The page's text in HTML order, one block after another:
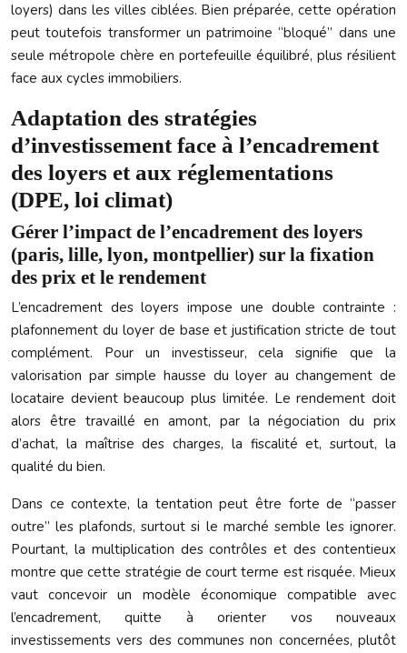
loyers) dans les villes ciblées. Bien préparée, cette opération
peut toutefois transformer un patrimoine “bloqué” dans une
seule métropole chère en portefeuille équilibré, plus résilient
face aux cycles immobiliers.
Adaptation des stratégies
d’investissement face à l’encadrement
des loyers et aux réglementations
(DPE, loi climat)
Gérer l’impact de l’encadrement des loyers
(paris, lille, lyon, montpellier) sur la fixation
des prix et le rendement
L’encadrement des loyers impose une double contrainte :
plafonnement du loyer de base et justification stricte de tout
complément. Pour un investisseur, cela signifie que la
valorisation par simple hausse du loyer au changement de
locataire devient beaucoup plus limitée. Le rendement doit
alors être travaillé en amont, par la négociation du prix
d’achat, la maîtrise des charges, la fiscalité et, surtout, la
qualité du bien.
Dans ce contexte, la tentation peut être forte de “passer
outre” les plafonds, surtout si le marché semble les ignorer.
Pourtant, la multiplication des contrôles et des contentieux
montre que cette stratégie de court terme est risquée. Mieux
vaut concevoir un modèle économique compatible avec
l’encadrement, quitte à orienter vos nouveaux
investissements vers des communes non concernées, plutôt